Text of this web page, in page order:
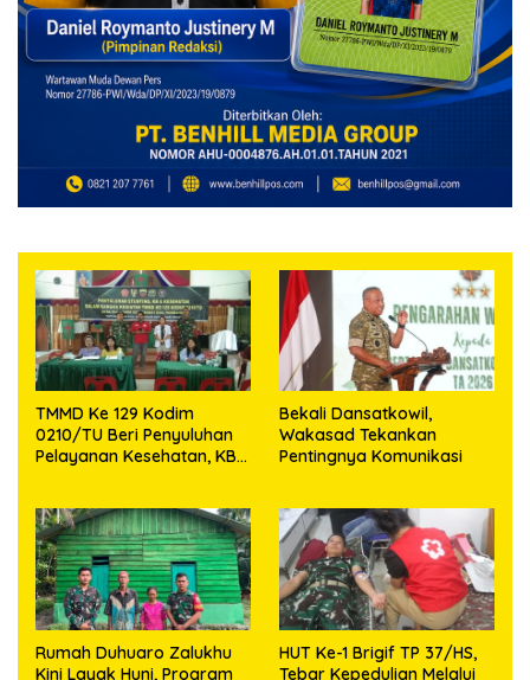
TMMD Ke 129 Kodim
0210/TU Beri Penyuluhan
Pelayanan Kesehatan, KB
Bekali Dansatkowil,
Wakasad Tekankan
Pentingnya Komunikasi
Rumah Duhuaro Zalukhu
Kini Layak Huni, Program
HUT Ke-1 Brigif TP 37/HS,
Tebar Kepedulian Melalui